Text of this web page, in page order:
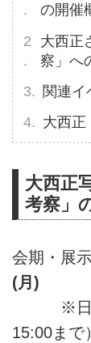
の開催
大西正
察」へ
関連イ
大西正
大西正
考察」
会期・展
(月)
※日曜
15:00まで）